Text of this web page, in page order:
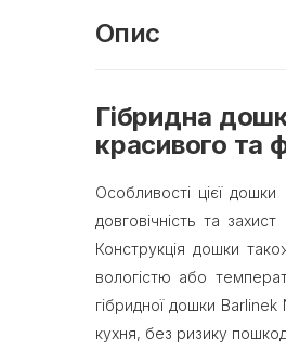
Опис
Гібридна
красивого та
Особливості цієї
довговічність та
Конструкція дошки
вологістю або
гібридної дошки
кухня, без ризику